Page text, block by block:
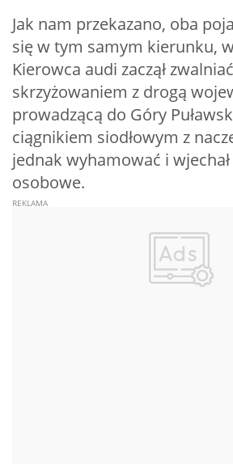
Jak nam przekazano, oba
się w tym samym kierunku,
Kierowca audi zaczął
skrzyżowaniem z drogą
prowadzącą do Góry
ciągnikiem siodłowym z
jednak wyhamować i
osobowe.